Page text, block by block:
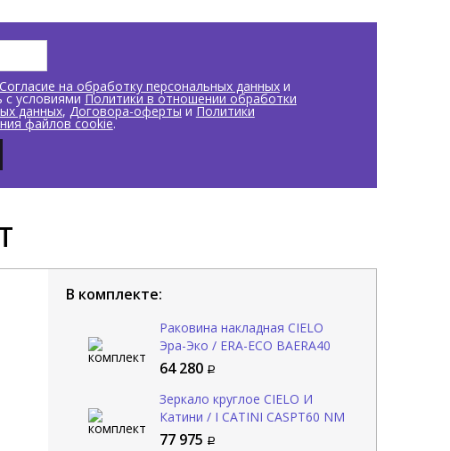
Согласие на обработку персональных данныхи
с условиями Политики в отношении обработки
данных, Договора-оферты и Политики
файлов cookie.
В комплекте:
Раковина накладная CIELO
Эра-Эко / ERA-ECO BAERA40
AM
64 280
Зеркало круглое CIELO И
Катини / I CATINI CASPT60 NM
77 975